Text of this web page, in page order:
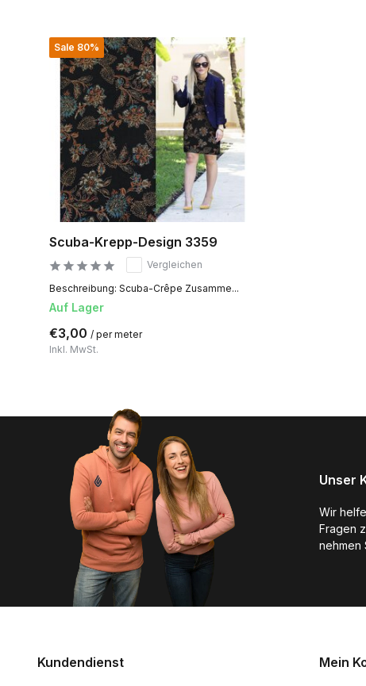
Sale 80%
Scuba-Krepp-Design 3359
Vergleichen
Beschreibung: Scuba-Crêpe Zusamme...
Auf Lager
€3,00 / per meter
Inkl. MwSt.
Unser
Wir
Fragen
nehmen
Kundendienst Mein